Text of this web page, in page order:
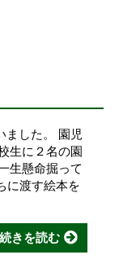
ました。 園児
生に２名の園
生懸命掘って
に渡す絵本を
続きを読む